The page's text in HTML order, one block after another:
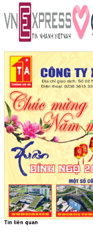
Tin liên quan